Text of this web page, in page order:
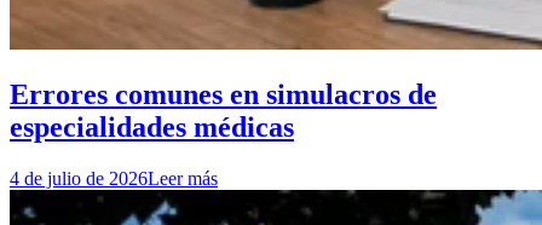
Errores comunes en simulacros de
especialidades médicas
4 de julio de 2026Leer más